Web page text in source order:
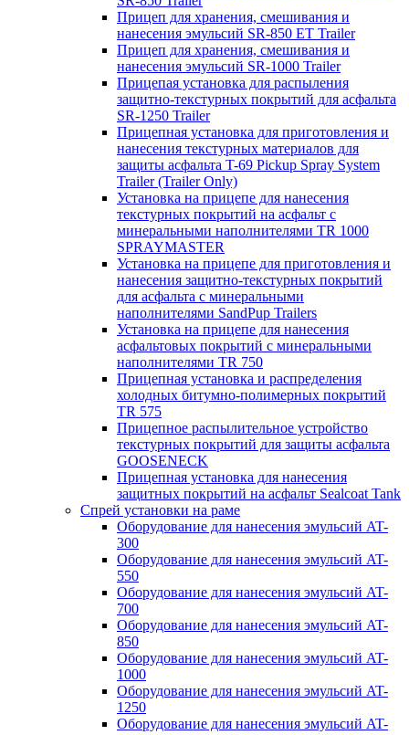
Прицеп для хранения, смешивания и
нанесения эмульсий SR-850 ET Trailer
Прицеп для хранения, смешивания и
нанесения эмульсий SR-1000 Trailer
Прицепая установка для распыления
защитно-текстурных покрытий для асфальта
SR-1250 Trailer
Прицепная установка для приготовления и
нанесения текстурных материалов для
защиты асфальта T-69 Pickup Spray System
Trailer (Trailer Only)
Установка на прицепе для нанесения
текстурных покрытий на асфальт с
минеральными наполнителями TR 1000
SPRAYMASTER
Установка на прицепе для приготовления и
нанесения защитно-текстурных покрытий
для асфальта с минеральными
наполнителями SandPup Trailers
Установка на прицепе для нанесения
асфальтовых покрытий с минеральными
наполнителями TR 750
Прицепная установка и распределения
холодных битумно-полимерных покрытий
TR 575
Прицепное распылительное устройство
текстурных покрытий для защиты асфальта
GOOSENECK
Прицепная установка для нанесения
защитных покрытий на асфальт Sealcoat Tank
Спрей установки на раме
Оборудование для нанесения эмульсий AT-
300
Оборудование для нанесения эмульсий AT-
550
Оборудование для нанесения эмульсий AT-
700
Оборудование для нанесения эмульсий AT-
850
Оборудование для нанесения эмульсий AT-
1000
Оборудование для нанесения эмульсий AT-
1250
Оборудование для нанесения эмульсий AT-